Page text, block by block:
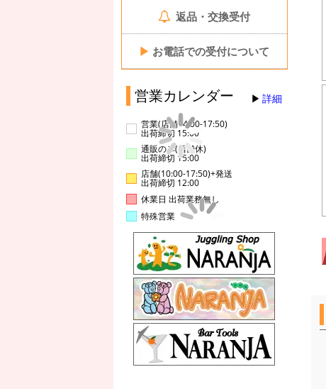
返品・交換受付
▶ お電話での受付について
営業カレンダー 詳細
営業(店舗14:00-17:50)
出荷締切 15:00
通販のみ(店舗休)
出荷締切 15:00
店舗(10:00-17:50)+発送
出荷締切 12:00
休業日 出荷業務無し
特殊営業